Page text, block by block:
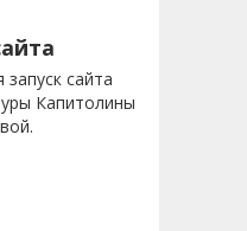
сайта
Капитолины